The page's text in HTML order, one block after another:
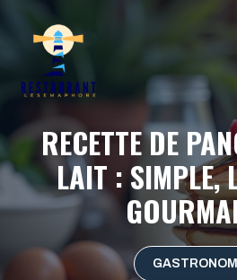
contenu
RECETTE DE
LAIT : SIMPLE,